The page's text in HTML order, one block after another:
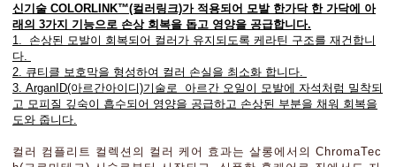
신기술 COLORLINK™(컬러링크)가 적용되어 모발 한가닥 한 가닥에 아
래의 3가지 기능으로 손상 회복을 돕고 영양을 공급합니다.
1. 손상된 모발이 회복되어 컬러가 유지되도록 케라틴 구조를 재건합니
다.
2. 큐티클 보호막을 형성하여 컬러 손실을 최소화 합니다.
3. ArganID(아르간아이디)기술로 아르간 오일이 모발에 자석처럼 밀착되
고 모피질 깊숙이 흡수되어 영양을 공급하고 손상된 부분을 채워 회복을
도와 줍니다.
컬러 컴플리트 컬렉션의 컬러 케어 효과는 살롱에서의 ChromaTec